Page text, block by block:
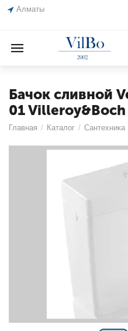
Алматы
Бачок сливной
01 Villeroy&Boch
Главная / Каталог / Сантехника